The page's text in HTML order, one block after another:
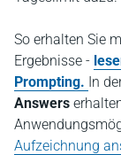
So erhalten Sie
Ergebnisse -
Prompting. In
Answers
Aufzeichnung